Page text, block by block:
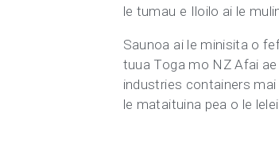
le tumau e Iloilo ai le
Saunoa ai le minisita o
tuua Toga mo NZ Afai
industries containers
le mataituina pea o le